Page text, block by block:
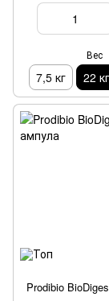
Вес
7,5 кг 22 кг
Prodibio